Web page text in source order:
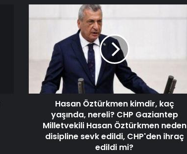
Hasan Öztürkmen kimdir, kaç
yaşında, nereli? CHP Gaziantep
Milletvekili Hasan Öztürkmen neden
disipline sevk edildi, CHP'den ihraç
edildi mi?